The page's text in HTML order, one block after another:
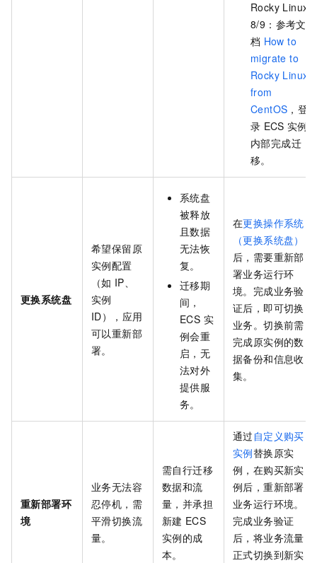
Rocky Linux
8/9：参考文
档 How to
migrate to
Rocky Linux
from
CentOS ，登
录 ECS 实例
内部完成迁
移。
更换系统盘
希望保留原
实例配置
（如 IP、
实例
ID），应用
可以重新部
署。
系统盘
被释放
且数据
无法恢
复。
迁移期
间，
ECS 实
例会重
启，无
法对外
提供服
务。
在更换操作系统
（更换系统盘）
后，需要重新部
署业务运行环
境。完成业务验
证后，即可切换
业务。切换前需
完成原实例的数
据备份和信息收
集。
重新部署环
境
业务无法容
忍停机，需
平滑切换流
量。
需自行迁移
数据和流
量，并承担
新建 ECS
实例的成
本。
通过 自定义购买
实例替换原实
例，在购买新实
例后，重新部署
业务运行环境。
完成业务验证
后，将业务流量
正式切换到新实